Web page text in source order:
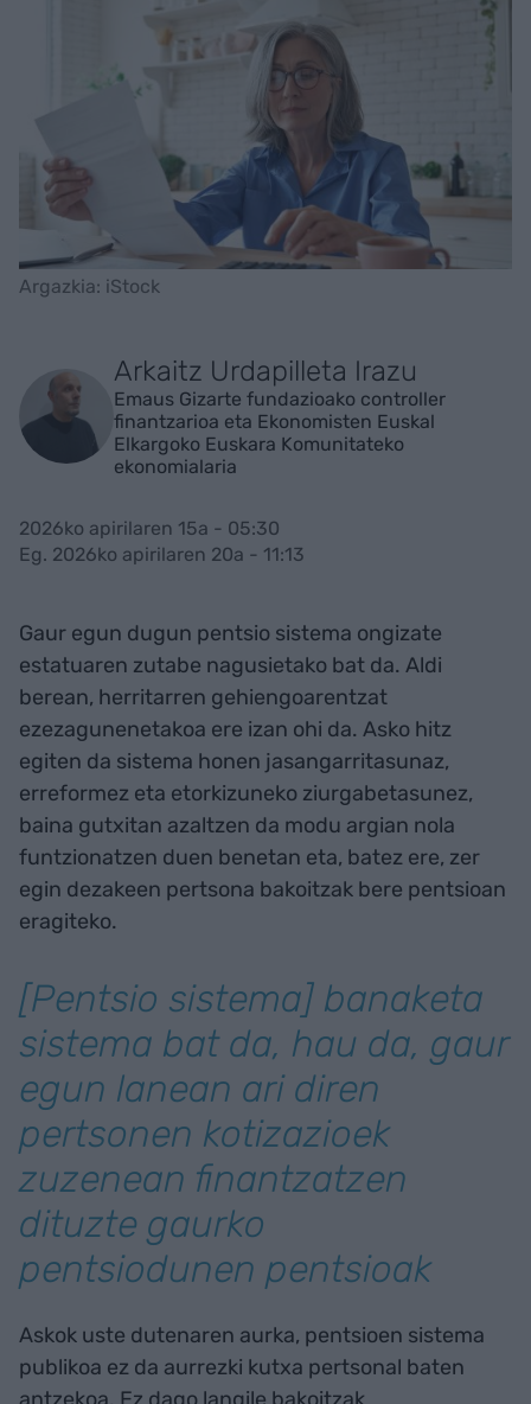
Argazkia: iStock
Arkaitz Urdapilleta Irazu
Emaus Gizarte fundazioako controller
finantzarioa eta Ekonomisten Euskal
Elkargoko Euskara Komunitateko
ekonomialaria
2026ko apirilaren 15a - 05:30
Eg. 2026ko apirilaren 20a - 11:13
Gaur egun dugun pentsio sistema ongizate
estatuaren zutabe nagusietako bat da. Aldi
berean, herritarren gehiengoarentzat
ezezagunenetakoa ere izan ohi da. Asko hitz
egiten da sistema honen jasangarritasunaz,
erreformez eta etorkizuneko ziurgabetasunez,
baina gutxitan azaltzen da modu argian nola
funtzionatzen duen benetan eta, batez ere, zer
egin dezakeen pertsona bakoitzak bere pentsioan
eragiteko.
[Pentsio sistema] banaketa
sistema bat da, hau da, gaur
egun lanean ari diren
pertsonen kotizazioek
zuzenean finantzatzen
dituzte gaurko
pentsiodunen pentsioak
Askok uste dutenaren aurka, pentsioen sistema
publikoa ez da aurrezki kutxa pertsonal baten